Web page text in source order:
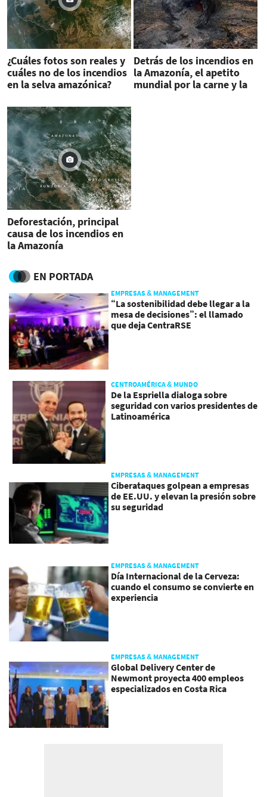
¿Cuáles fotos son reales y
cuáles no de los incendios
en la selva amazónica?
Detrás de los incendios en
la Amazonía, el apetito
mundial por la carne y la
Deforestación, principal
causa de los incendios en
la Amazonía
EN PORTADA
EMPRESAS & MANAGEMENT
“La sostenibilidad debe llegar a la
mesa de decisiones”: el llamado
que deja CentraRSE
CENTROAMÉRICA & MUNDO
De la Espriella dialoga sobre
seguridad con varios presidentes de
Latinoamérica
EMPRESAS & MANAGEMENT
Ciberataques golpean a empresas
de EE.UU. y elevan la presión sobre
su seguridad
EMPRESAS & MANAGEMENT
Día Internacional de la Cerveza:
cuando el consumo se convierte en
experiencia
EMPRESAS & MANAGEMENT
Global Delivery Center de
Newmont proyecta 400 empleos
especializados en Costa Rica